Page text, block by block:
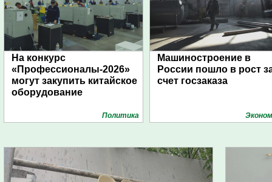
На конкурс
«Профессионалы-2026»
могут закупить китайское
оборудование
Политика
Машиностроение в
России пошло в рост
счет госзаказа